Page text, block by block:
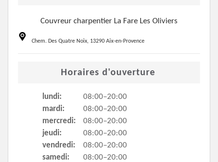
Couvreur charpentier La Fare Les Oliviers
Chem. Des Quatre Noix, 13290 Aix-en-Provence
Horaires d'ouverture
lundi:
08:00–20:00
mardi:
08:00–20:00
mercredi:
08:00–20:00
jeudi:
08:00–20:00
vendredi:
08:00–20:00
samedi:
08:00–20:00